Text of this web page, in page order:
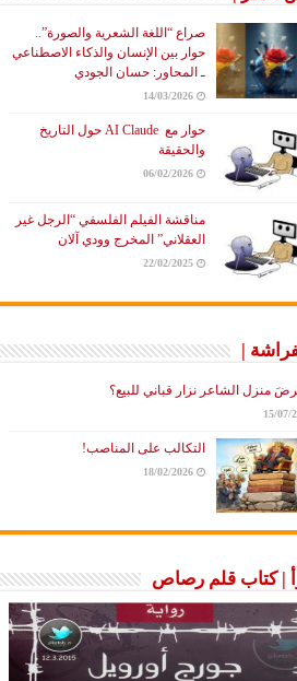
صراع “اللغة الشعرية والصورة”..
حوار بين الإنسان والذكاء الاصطناعي
ـ المحاور: حسان الجودي
14/03/2026
حوار مع AI Claude حول التاريخ
والحقيقة
06/02/2026
مناقشة الفيلم الفلسفي “الرجل غير
العقلاني” المخرج وودي آلان
22/02/2025
|
منزل الشاعر نزار قباني للبيع؟
15/07/
التكالب على المناصب!
18/02/2026
| كتاب قلم رصاص